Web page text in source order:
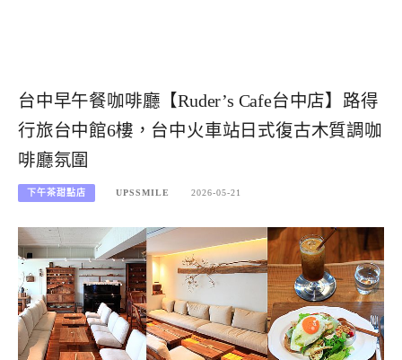
台中早午餐咖啡廳【Ruder’s Cafe台中店】路得
行旅台中館6樓，台中火車站日式復古木質調咖
啡廳氛圍
下午茶甜點店 UPSSMILE 2026-05-21